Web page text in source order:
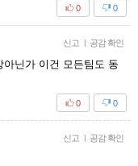
0
0
신고 | 공감 확인
닌가 이건 모든팀도 동
0
0
신고 | 공감 확인